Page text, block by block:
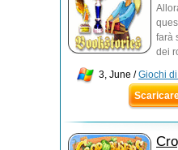
farà
dei
3, June /Giochi